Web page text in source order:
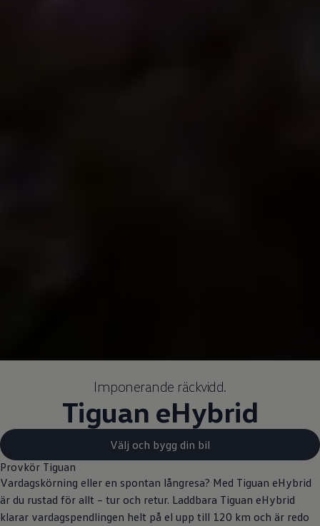
Imponerande räckvidd.
Tiguan eHybrid
Välj och bygg din bil
Provkör Tiguan
Vardagskörning eller en spontan långresa? Med Tiguan eHybrid
är du rustad för allt – tur och retur. Laddbara Tiguan eHybrid
klarar vardagspendlingen helt på el upp till 120 km och är redo